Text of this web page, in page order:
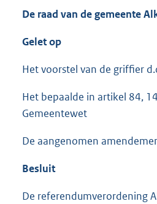
De raad van de gemeente
Gelet op
Het voorstel van de griffier
Het bepaalde in artikel 84,
Gemeentewet
De aangenomen
Besluit
De referendumverordening